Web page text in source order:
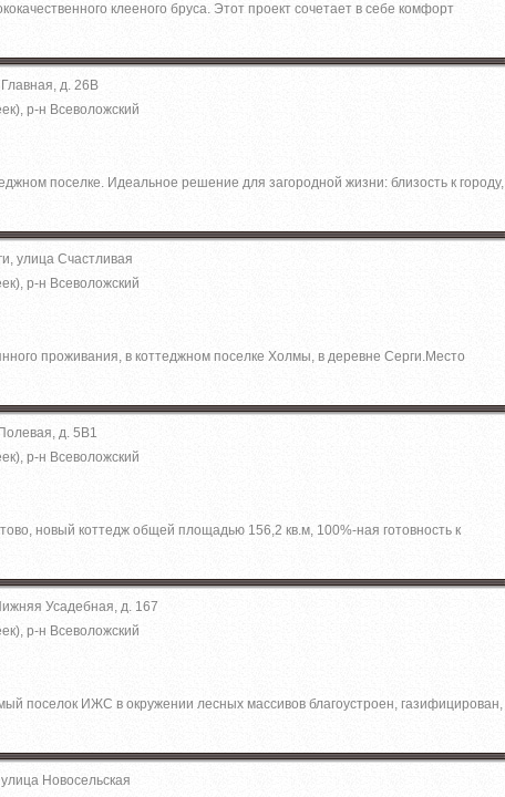
клееного бруса. Этот проект сочетает в себе комфорт
д. 26В
р-н Всеволожский
поселке. Идеальное решение для загородной жизни: близость к городу,
улица Счастливая
р-н Всеволожский
проживания, в коттеджном поселке Холмы, в деревне Серги.Место
д. 5В1
р-н Всеволожский
новый коттедж общей площадью 156,2 кв.м, 100%-ная готовность к
Усадебная, д. 167
р-н Всеволожский
поселок ИЖС в окружении лесных массивов благоустроен, газифицирован,
Новосельская